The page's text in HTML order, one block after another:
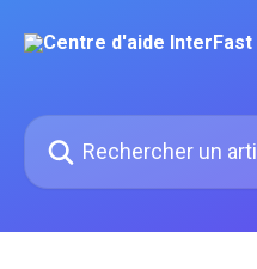
Rechercher un article...